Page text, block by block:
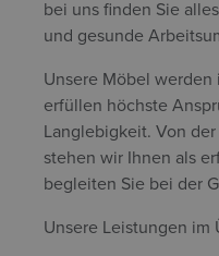
bei uns finden Sie
und gesunde
Unsere Möbel
erfüllen höchste
Langlebigkeit. Von
stehen wir Ihnen als
begleiten Sie bei der
Unsere Leistungen im